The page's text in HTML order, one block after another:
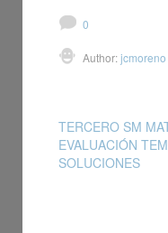
0
Author:jcmoreno
TERCERO SM
EVALUACIÓN
SOLUCIONES